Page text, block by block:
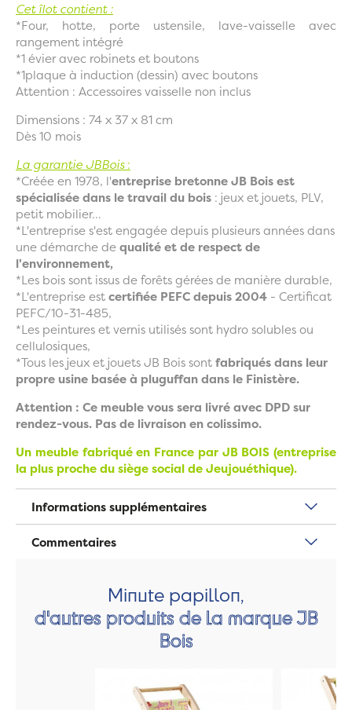
Cet îlot contient :
*Four, hotte, porte ustensile, lave-vaisselle avec
rangement intégré
*1 évier avec robinets et boutons
*1plaque à induction (dessin) avec boutons
Attention : Accessoires vaisselle non inclus
Dimensions : 74 x 37 x 81 cm
Dès 10 mois
La garantie JBBois:
*Créée en 1978, l'entreprise bretonne JB Bois est
spécialisée dans le travail du bois : jeux et jouets, PLV,
petit mobilier...
*L'entreprise s'est engagée depuis plusieurs années dans
une démarche dequalité et de respect de
l'environnement,
*Les bois sont issus de forêts gérées de manière durable,
*L'entreprise estcertifiée PEFC depuis 2004 - Certificat
PEFC/10-31-485,
*Les peintures et vernis utilisés sont hydro solubles ou
cellulosiques,
*Tous les jeux et jouets JB Bois sontfabriqués dans leur
propre usine basée à pluguffan dans le Finistère.
Attention : Ce meuble vous sera livré avec DPD sur
rendez-vous. Pas de livraison en colissimo.
Un meuble fabriqué en France par JB BOIS (entreprise
la plus proche du siège social de Jeujouéthique).
Informations supplémentaires
Commentaires
Minute papillon,
d'autres produits de la marque JB
Bois